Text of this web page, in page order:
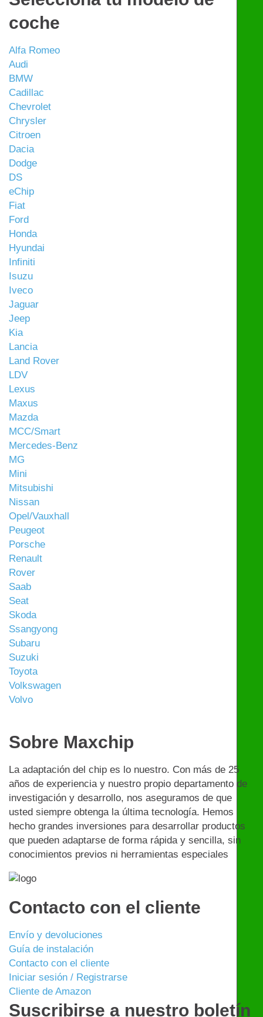
coche
Alfa Romeo
Audi
BMW
Cadillac
Chevrolet
Chrysler
Citroen
Dacia
Dodge
DS
eChip
Fiat
Ford
Honda
Hyundai
Infiniti
Isuzu
Iveco
Jaguar
Jeep
Kia
Lancia
Land Rover
LDV
Lexus
Maxus
Mazda
MCC/Smart
Mercedes-Benz
MG
Mini
Mitsubishi
Nissan
Opel/Vauxhall
Peugeot
Porsche
Renault
Rover
Saab
Seat
Skoda
Ssangyong
Subaru
Suzuki
Toyota
Volkswagen
Volvo
Sobre Maxchip
La adaptación del chip es lo nuestro. Con más de 25
años de experiencia y nuestro propio departamento de
investigación y desarrollo, nos aseguramos de que
usted siempre obtenga la última tecnología. Hemos
hecho grandes inversiones para desarrollar productos
que pueden adaptarse de forma rápida y sencilla, sin
conocimientos previos ni herramientas especiales
Contacto con el cliente
Envío y devoluciones
Guía de instalación
Contacto con el cliente
Iniciar sesión / Registrarse
Cliente de Amazon
Suscribirse a nuestro boletín